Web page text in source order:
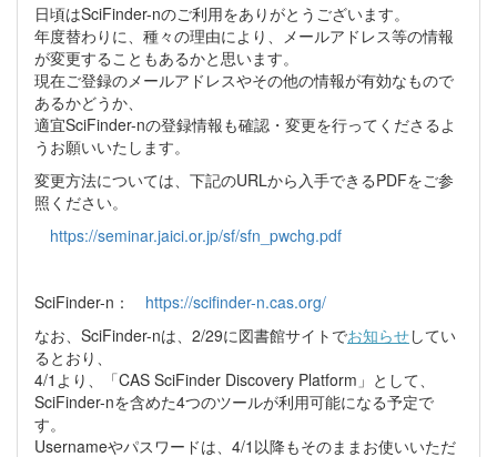
日頃はSciFinder-nのご利用をありがとうございます。
年度替わりに、種々の理由により、メールアドレス等の情報
が変更することもあるかと思います。
現在ご登録のメールアドレスやその他の情報が有効なもので
あるかどうか、
適宜SciFinder-nの登録情報も確認・変更を行ってくださるよ
うお願いいたします。
変更方法については、下記のURLから入手できるPDFをご参
照ください。
https://seminar.jaici.or.jp/sf/sfn_pwchg.pdf
SciFinder-n： https://scifinder-n.cas.org/
なお、SciFinder-nは、2/29に図書館サイトでお知らせしてい
るとおり、
4/1より、「CAS SciFinder Discovery Platform」として、
SciFinder-nを含めた4つのツールが利用可能になる予定で
す。
Usernameやパスワードは、4/1以降もそのままお使いいただ